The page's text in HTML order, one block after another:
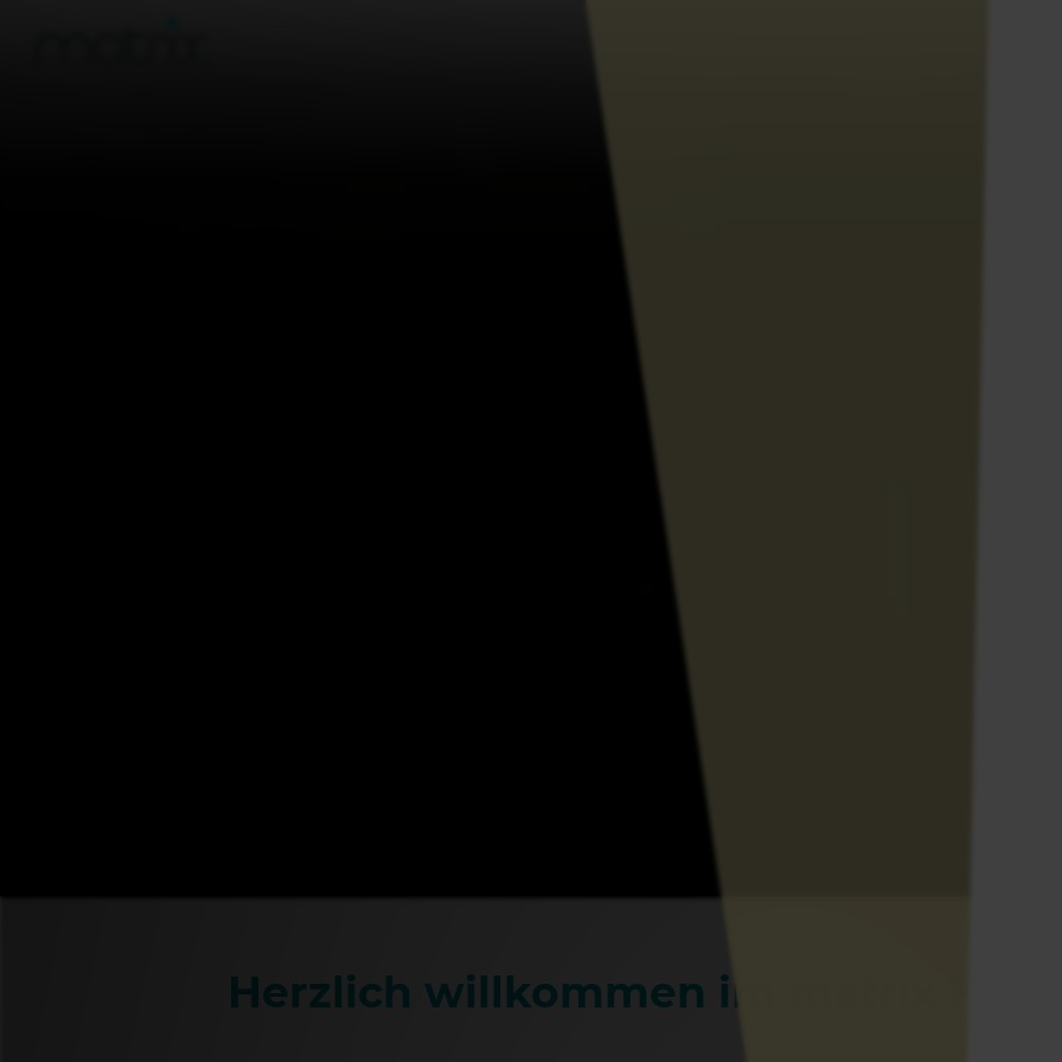
Herzlich willkommen im matrix